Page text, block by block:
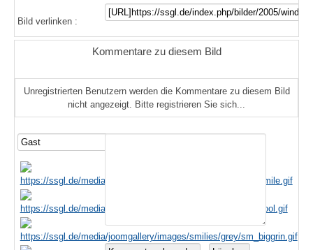
Bild verlinken :
Kommentare zu diesem Bild
Unregistrierten Benutzern werden die Kommentare zu diesem Bild
nicht angezeigt. Bitte registrieren Sie sich...